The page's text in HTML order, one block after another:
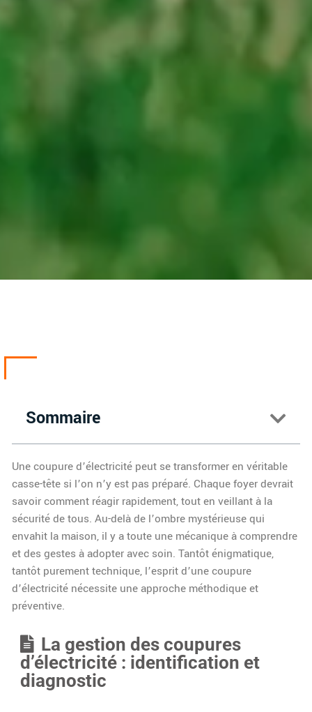
Sommaire
Une coupure d’électricité peut se transformer en véritable
casse-tête si l’on n’y est pas préparé. Chaque foyer devrait
savoir comment réagir rapidement, tout en veillant à la
sécurité de tous. Au-delà de l’ombre mystérieuse qui
envahit la maison, il y a toute une mécanique à comprendre
et des gestes à adopter avec soin. Tantôt énigmatique,
tantôt purement technique, l’esprit d’une coupure
d’électricité nécessite une approche méthodique et
préventive.
La gestion des coupures
d’électricité : identification et
diagnostic